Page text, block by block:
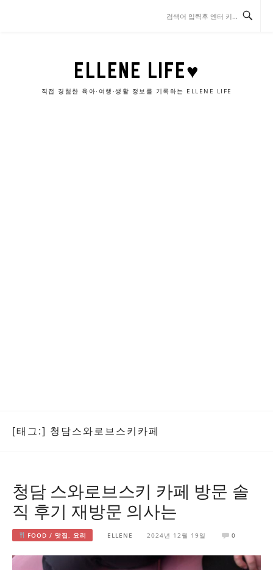
ELLENE LIFE♥
직접 경험한 육아·여행·생활 정보를 기록하는 ELLENE LIFE
[태그:] 청담스와로브스키카페
청담 스와로브스키 카페 방문 솔
직 후기 재방문 의사는
FOOD / 맛집, 요리 ELLENE 2024년 12월 19일 0